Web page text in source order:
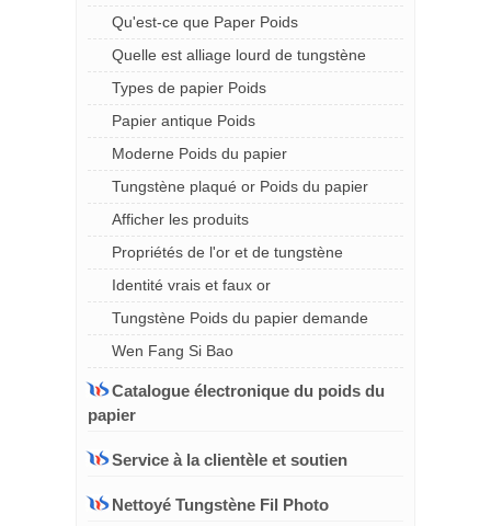
Qu'est-ce que Paper Poids
Quelle est alliage lourd de tungstène
Types de papier Poids
Papier antique Poids
Moderne Poids du papier
Tungstène plaqué or Poids du papier
Afficher les produits
Propriétés de l'or et de tungstène
Identité vrais et faux or
Tungstène Poids du papier demande
Wen Fang Si Bao
Catalogue électronique du poids du
papier
Service à la clientèle et soutien
Nettoyé Tungstène Fil Photo